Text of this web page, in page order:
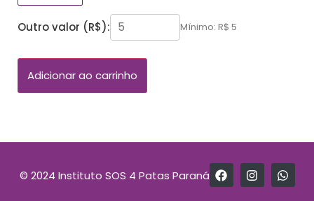
Outro valor (R$): Mínimo: R$ 5
Adicionar ao carrinho
© 2024 Instituto SOS 4 Patas Paraná